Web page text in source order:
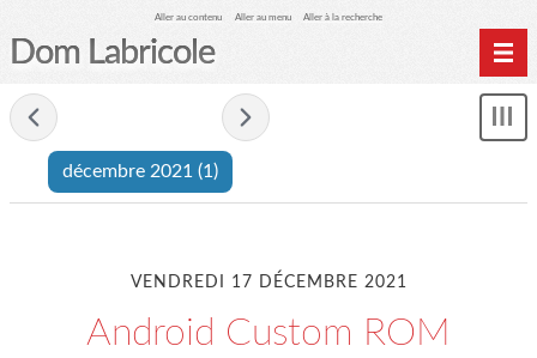
Aller au contenu Aller au menu Aller à la recherche
Dom Labricole
Home
Archives
décembre 2021 (1)
VENDREDI 17 DÉCEMBRE 2021
Android Custom ROM